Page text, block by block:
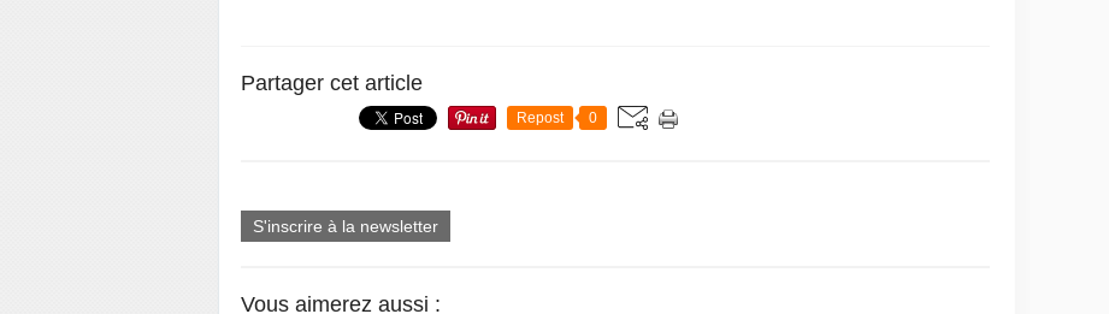
Partager cet article
Repost 0
S'inscrire à la newsletter
Vous aimerez aussi :